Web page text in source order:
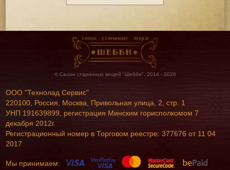
© Салон старинных вещей "Шебби", 2014 - 2026
ООО "Технолад Сервис"
220100, Россия, Москва, Привольная улица, 2, стр. 1
УНП 191639899, регистрация Минским горисполкомом 7
декабря 2012г.
Регистрационный номер в Торговом реестре: 377676 от 11 04
2017
Мы принимаем: